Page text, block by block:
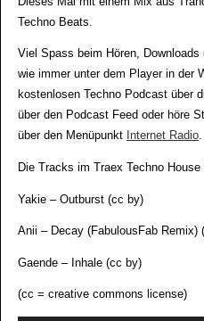
Techno Beats.
Viel Spass beim Hören,
wie immer unter dem Player in der
kostenlosen Techno Podcast über
über den Podcast Feed oder höre
über den Menüpunkt Internet Radio.
Die Tracks im Traex Techno
Yakie – Outburst (cc by)
Anii – Decay (FabulousFab Remix)
Gaende – Inhale (cc by)
(cc = creative commons license)